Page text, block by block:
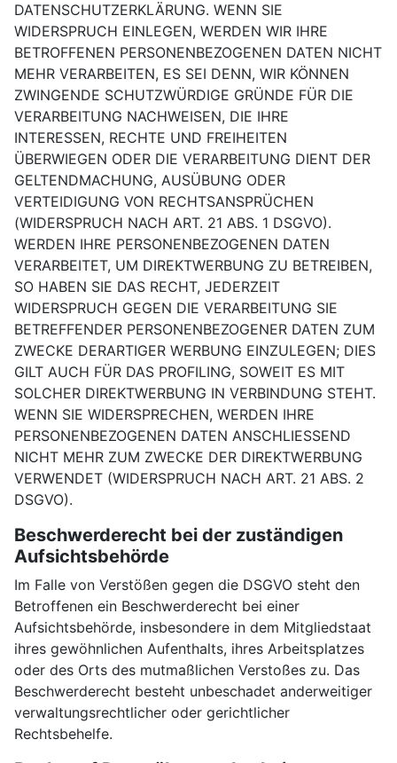
DATENSCHUTZERKLÄRUNG. WENN SIE
WIDERSPRUCH EINLEGEN, WERDEN WIR IHRE
BETROFFENEN PERSONENBEZOGENEN DATEN NICHT
MEHR VERARBEITEN, ES SEI DENN, WIR KÖNNEN
ZWINGENDE SCHUTZWÜRDIGE GRÜNDE FÜR DIE
VERARBEITUNG NACHWEISEN, DIE IHRE
INTERESSEN, RECHTE UND FREIHEITEN
ÜBERWIEGEN ODER DIE VERARBEITUNG DIENT DER
GELTENDMACHUNG, AUSÜBUNG ODER
VERTEIDIGUNG VON RECHTSANSPRÜCHEN
(WIDERSPRUCH NACH ART. 21 ABS. 1 DSGVO).
WERDEN IHRE PERSONENBEZOGENEN DATEN
VERARBEITET, UM DIREKTWERBUNG ZU BETREIBEN,
SO HABEN SIE DAS RECHT, JEDERZEIT
WIDERSPRUCH GEGEN DIE VERARBEITUNG SIE
BETREFFENDER PERSONENBEZOGENER DATEN ZUM
ZWECKE DERARTIGER WERBUNG EINZULEGEN; DIES
GILT AUCH FÜR DAS PROFILING, SOWEIT ES MIT
SOLCHER DIREKTWERBUNG IN VERBINDUNG STEHT.
WENN SIE WIDERSPRECHEN, WERDEN IHRE
PERSONENBEZOGENEN DATEN ANSCHLIESSEND
NICHT MEHR ZUM ZWECKE DER DIREKTWERBUNG
VERWENDET (WIDERSPRUCH NACH ART. 21 ABS. 2
DSGVO).
Beschwerde­recht bei der zuständigen
Aufsichts­behörde
Im Falle von Verstößen gegen die DSGVO steht den
Betroffenen ein Beschwerderecht bei einer
Aufsichtsbehörde, insbesondere in dem Mitgliedstaat
ihres gewöhnlichen Aufenthalts, ihres Arbeitsplatzes
oder des Orts des mutmaßlichen Verstoßes zu. Das
Beschwerderecht besteht unbeschadet anderweitiger
verwaltungsrechtlicher oder gerichtlicher
Rechtsbehelfe.